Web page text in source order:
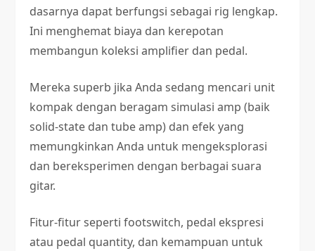
dasarnya dapat berfungsi sebagai rig lengkap.
Ini menghemat biaya dan kerepotan
membangun koleksi amplifier dan pedal.
Mereka superb jika Anda sedang mencari unit
kompak dengan beragam simulasi amp (baik
solid-state dan tube amp) dan efek yang
memungkinkan Anda untuk mengeksplorasi
dan bereksperimen dengan berbagai suara
gitar.
Fitur-fitur seperti footswitch, pedal ekspresi
atau pedal quantity, dan kemampuan untuk